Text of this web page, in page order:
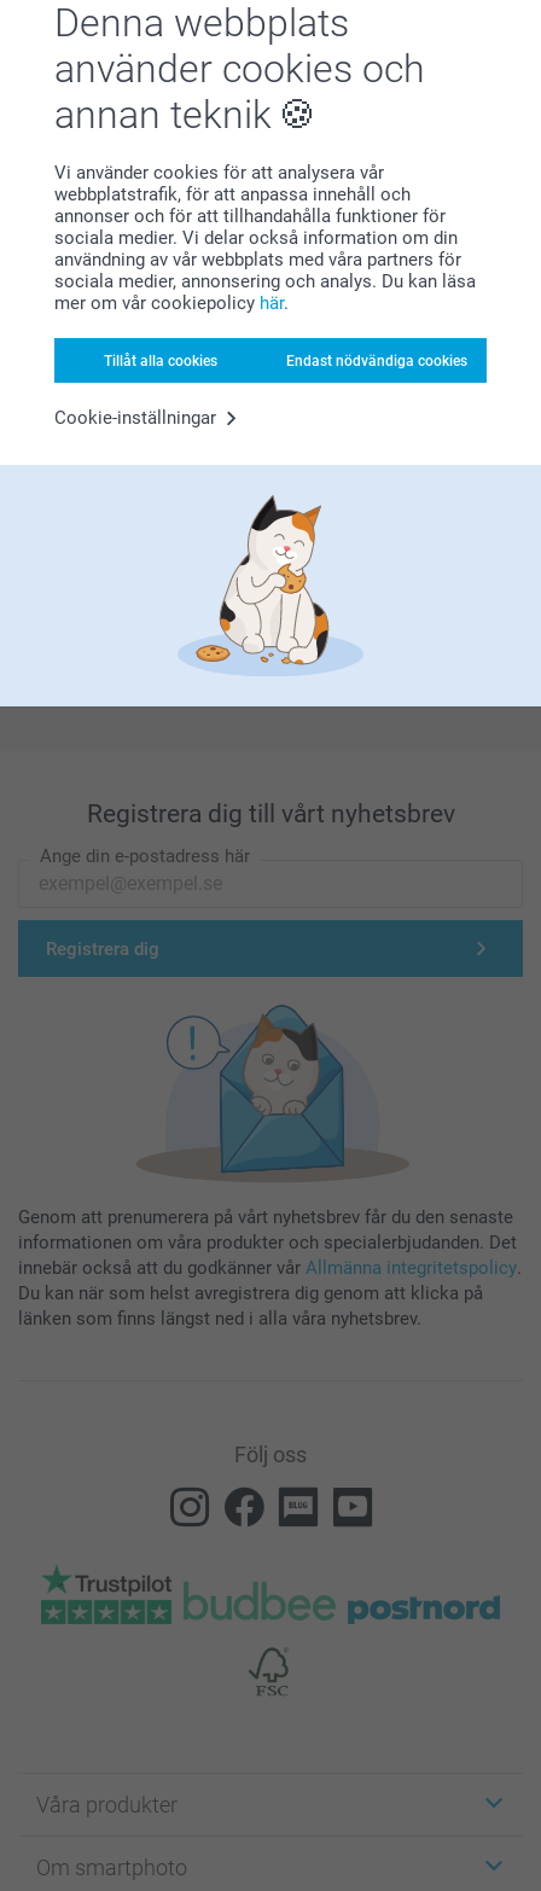
Denna webbplats
använder cookies och
annan teknik
Vi använder cookies för att analysera vår
webbplatstrafik, för att anpassa innehåll och
annonser och för att tillhandahålla funktioner för
sociala medier. Vi delar också information om din
användning av vår webbplats med våra partners för
sociala medier, annonsering och analys. Du kan läsa
mer om vår cookiepolicy här.
Tillåt alla cookies Endast nödvändiga cookies
Cookie-inställningar
Nöjd kundgaranti
Bonus på alla dina köp
Letar du efter inspiration?
Förstklassig kundservice
Registrera dig till vårt nyhetsbrev
Ange din e-postadress här
Registrera dig
Genom att prenumerera på vårt nyhetsbrev får du den senaste
informationen om våra produkter och specialerbjudanden. Det
innebär också att du godkänner vår Allmänna integritetspolicy.
Du kan när som helst avregistrera dig genom att klicka på
länken som finns längst ned i alla våra nyhetsbrev.
Följ oss
Våra produkter
Fotokort
Om smartphoto